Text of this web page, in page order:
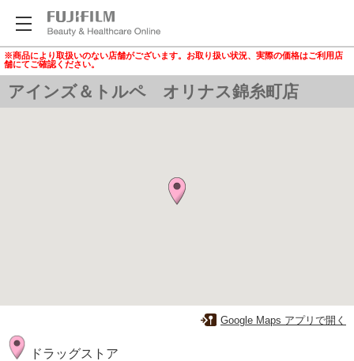
※商品により取扱いのない店舗がございます。お取り扱い状況、実際の価格はご利用店
舗にてご確認ください。
アインズ＆トルペ オリナス錦糸町店
Google Maps アプリで開く
ドラッグストア